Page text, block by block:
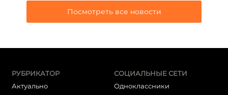
Посмотреть все новости
РУБРИКАТОР
Актуально
СОЦИАЛЬНЫЕ СЕТИ
Одноклассники